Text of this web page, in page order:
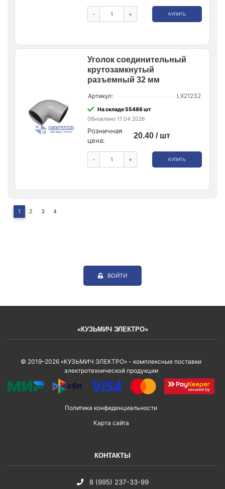
- + КУПИТЬ
Уголок соединительный
крутозамкнутый
разъемный 32 мм
Артикул: LX21232
На складе 55486 шт
Обновлено 17.04.2026
Розничная
цена:
20.40 / шт
- + КУПИТЬ
1 2 3 4
ВОЙТИ
«КУЗЬМИЧ ЭЛЕКТРО»
© 2019–2026 «КУЗЬМИЧ ЭЛЕКТРО» - комплексные поставки
электротехнической продукции
Политика конфиденциальности
Карта сайта
КОНТАКТЫ
8 (995) 237-33-99